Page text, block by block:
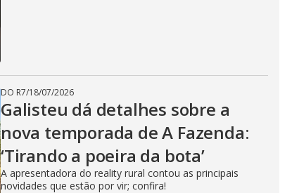
DO R7/18/07/2026
Galisteu dá detalhes sobre a
nova temporada de A Fazenda:
‘Tirando a poeira da bota’
A apresentadora do reality rural contou as principais
novidades que estão por vir; confira!